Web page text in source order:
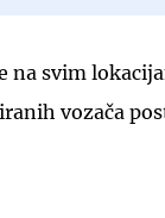
na svim
vozača